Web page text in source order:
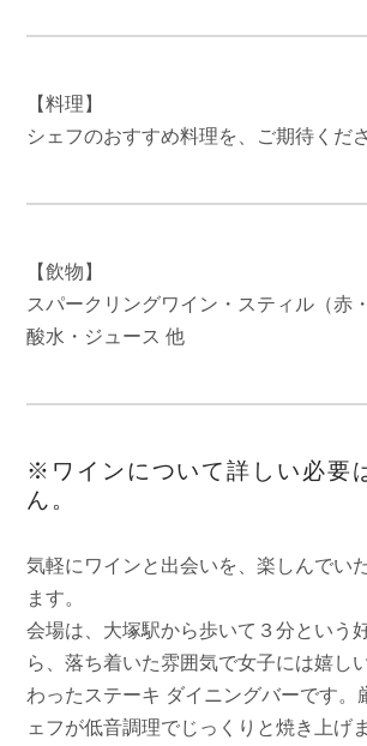
【料理】
シェフのおすすめ料理を、ご期待くださ
【飲物】
スパークリングワイン・スティル（赤
酸水・ジュース 他
※ワインについて詳しい必要
ん。
気軽にワインと出会いを、楽しんでい
ます。
会場は、大塚駅から歩いて３分という
ら、落ち着いた雰囲気で女子には嬉し
わったステーキ ダイニングバーです。
ェフが低音調理でじっくりと焼き上げ